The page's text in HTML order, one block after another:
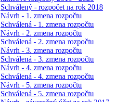
Schválený - rozpočet na rok 2018
Návrh - 1. zmena rozpočtu
Schválená - 1. zmena rozpočtu
Návrh - 2. zmena rozpočtu
Schválená - 2. zmena rozpočtu
Návrh - 3. zmena rozpočtu
Schválená - 3. zmena rozpočtu
Návrh - 4. zmena rozpočtu
Schválená - 4. zmena rozpočtu
Návrh - 5. zmena rozpočtu
Schválená - 5. zmena rozpočtu